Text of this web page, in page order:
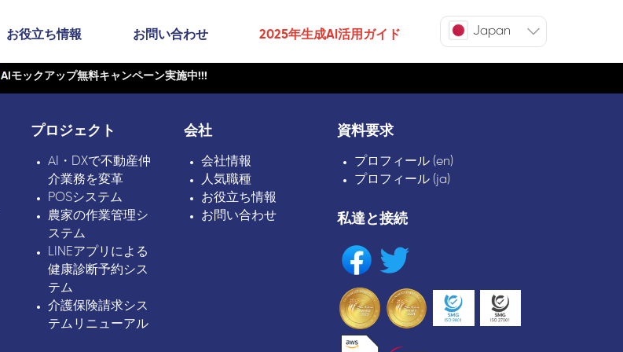
お役立ち情報 お問い合わせ 2025年生成AI活用ガイド Japan
AIモックアップ無料キャンペーン実施中!!!
プロジェクト
AI・DXで不動産仲
介業務を変革
POSシステム
農家の作業管理シ
ステム
LINEアプリによる
健康診断予約シス
テム
介護保険請求シス
テムリニューアル
会社
会社情報
人気職種
お役立ち情報
お問い合わせ
資料要求
プロフィール (en)
プロフィール (ja)
私達と接続